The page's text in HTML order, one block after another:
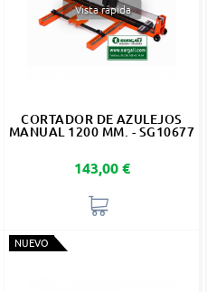
Vista rápida
CORTADOR DE AZULEJOS
MANUAL 1200 MM. - SG10677
Precio
143,00 €
NUEVO